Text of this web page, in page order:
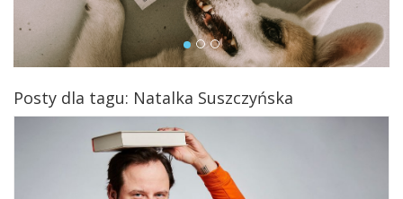
Posty dla tagu: Natalka Suszczyńska